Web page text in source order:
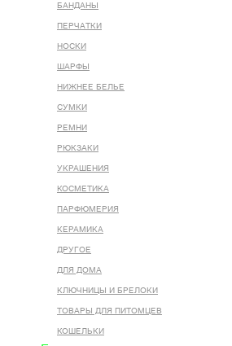
БАНДАНЫ
ПЕРЧАТКИ
НОСКИ
ШАРФЫ
НИЖНЕЕ БЕЛЬЕ
СУМКИ
РЕМНИ
РЮКЗАКИ
УКРАШЕНИЯ
КОСМЕТИКА
ПАРФЮМЕРИЯ
КЕРАМИКА
ДРУГОЕ
ДЛЯ ДОМА
КЛЮЧНИЦЫ И БРЕЛОКИ
ТОВАРЫ ДЛЯ ПИТОМЦЕВ
КОШЕЛЬКИ